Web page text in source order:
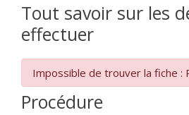
Tout savoir sur les
effectuer
Impossible de trouver la fiche :
Procédure